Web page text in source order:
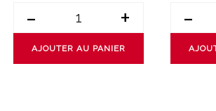
- +
AJOUTER AU PANIER
-